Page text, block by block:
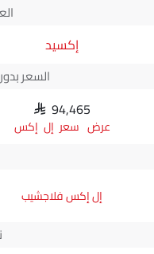
إكسيد
السعر
SAR 94,465
سعر إل إكس
إل إكس فلاجشيب